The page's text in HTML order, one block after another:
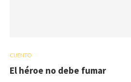
CUENTO
El héroe no debe fumar